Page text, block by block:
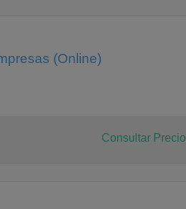
(Online)
Consultar Precio